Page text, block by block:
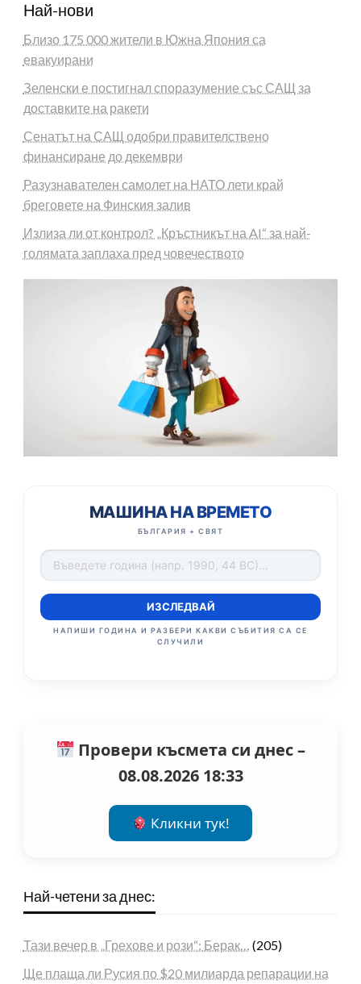
Най-нови
Близо 175 000 жители в Южна Япония са
евакуирани
Зеленски е постигнал споразумение със САЩ за
доставките на ракети
Сенатът на САЩ одобри правителствено
финансиране до декември
Разузнавателен самолет на НАТО лети край
бреговете на Финския залив
Излиза ли от контрол? „Кръстникът на AI“ за най-
голямата заплаха пред човечеството
МАШИНА НА ВРЕМЕТО
БЪЛГАРИЯ + СВЯТ
ИЗСЛЕДВАЙ
НАПИШИ ГОДИНА И РАЗБЕРИ КАКВИ СЪБИТИЯ СА СЕ
СЛУЧИЛИ
Провери късмета си днес –
08.08.2026 18:33
Кликни тук!
Най-четени за днес:
Тази вечер в „Грехове и рози“: Берак… (205)
Ще плаща ли Русия по $20 милиарда репарации на